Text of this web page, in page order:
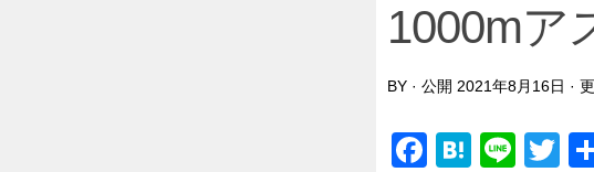
1000mア
BY · 公開 2021年8月16日 ·
Facebook
Hatena
Line